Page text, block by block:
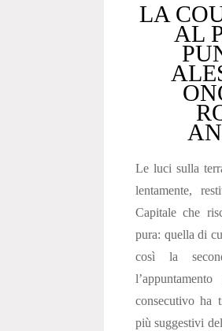
LA
AL
Le luci sulla
lentamente,
Capitale che
pura: quella di
così la
consecutivo ha
più suggestivi